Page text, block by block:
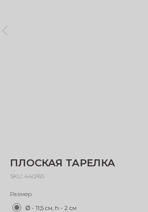
ПЛОСКАЯ ТАРЕЛКА
SKU: 440/65
Размер
∅ - 11,5 см, h - 2 см